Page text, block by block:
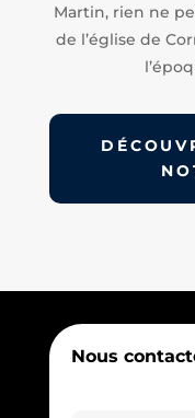
Martin, rien ne
de l’église de
Nous